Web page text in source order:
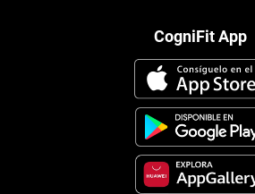
CogniFit App